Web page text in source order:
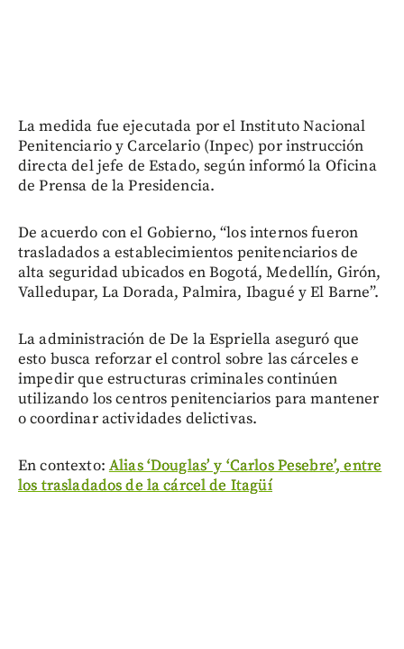
La medida fue ejecutada por el Instituto Nacional
Penitenciario y Carcelario (Inpec) por instrucción
directa del jefe de Estado, según informó la Oficina
de Prensa de la Presidencia.
De acuerdo con el Gobierno, “los internos fueron
trasladados a establecimientos penitenciarios de
alta seguridad ubicados en Bogotá, Medellín, Girón,
Valledupar, La Dorada, Palmira, Ibagué y El Barne”.
La administración de De la Espriella aseguró que
esto busca reforzar el control sobre las cárceles e
impedir que estructuras criminales continúen
utilizando los centros penitenciarios para mantener
o coordinar actividades delictivas.
En contexto: Alias ‘Douglas’ y ‘Carlos Pesebre’, entre
los trasladados de la cárcel de Itagüí